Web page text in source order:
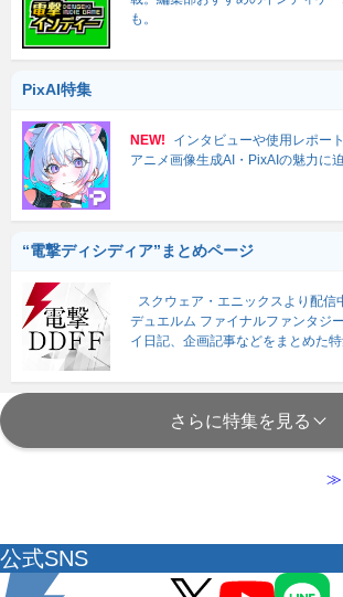
も。
PixAI特集
NEW!
インタビューや使用レポー
アニメ画像生成AI・PixAIの魅力に
“電撃ディシディア”まとめページ
スクウェア・エニックスより配信
デュエルム ファイナルファンタジ
イ日記、企画記事などをまとめた特
さらに特集を見る
≫
公式SNS